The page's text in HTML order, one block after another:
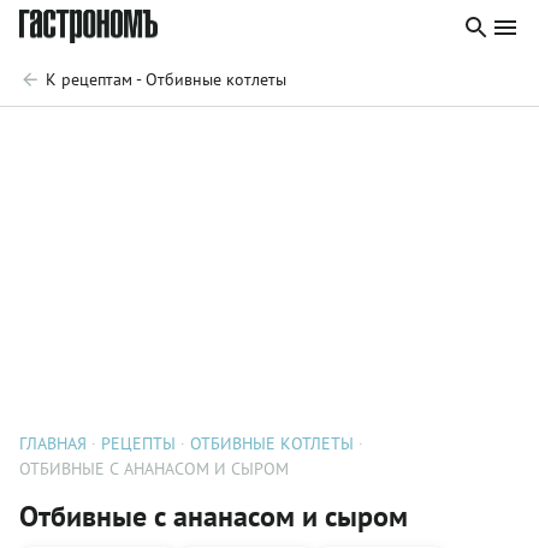
К рецептам - Отбивные котлеты
ГЛАВНАЯ РЕЦЕПТЫ
ОТБИВНЫЕ КОТЛЕТЫ
ОТБИВНЫЕ С АНАНАСОМ И СЫРОМ
Отбивные с ананасом и сыром